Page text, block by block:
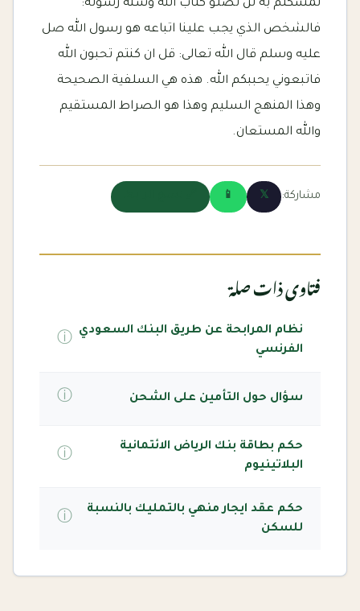
تمسكتم به لن تضلو كتاب الله وسنة رسوله:
فالشخص الذي يجب علينا اتباعه هو رسول الله صل
عليه وسلم قال الله تعالى: قل ان كنتم تحبون الله
فاتبعوني يحببكم الله. هذه هي السلفية الصحيحة
وهذا المنهج السليم وهذا هو الصراط المستقيم
والله المستعان.
مشاركة: 𝕏
📱
فتاوى ذات صلة
نظام المرابحة عن طريق البنك السعودي
الفرنسي
ⓘ
سؤال حول التأمين على الشحن ⓘ
حكم بطاقة بنك الرياض الائتمانية
البلاتينيوم
ⓘ
حكم عقد ايجار منهي بالتمليك بالنسبة
للسكن
ⓘ